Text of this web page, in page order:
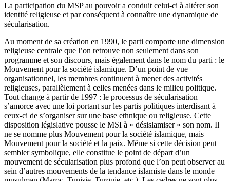
La participation du MSP au pouvoir a conduit celui-ci à altérer son
identité religieuse et par conséquent à connaître une dynamique de
sécularisation.
Au moment de sa création en 1990, le parti comporte une dimension
religieuse centrale que l’on retrouve non seulement dans son
programme et son discours, mais également dans le nom du parti : le
Mouvement pour la société islamique. D’un point de vue
organisationnel, les membres continuent à mener des activités
religieuses, parallèlement à celles menées dans le milieu politique.
Tout change à partir de 1997 : le processus de sécularisation
s’amorce avec une loi portant sur les partis politiques interdisant à
ceux-ci de s’organiser sur une base ethnique ou religieuse. Cette
disposition législative pousse le MSI à « désislamiser » son nom. Il
ne se nomme plus Mouvement pour la société islamique, mais
Mouvement pour la société et la paix. Même si cette décision peut
sembler symbolique, elle constitue le point de départ d’un
mouvement de sécularisation plus profond que l’on peut observer au
sein d’autres mouvements de la tendance islamiste dans le monde